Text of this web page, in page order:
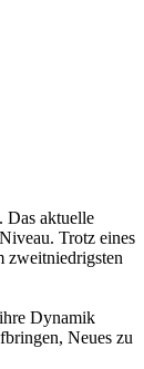
Das aktuelle
Trotz eines
zweitniedrigsten
Dynamik
Neues zu